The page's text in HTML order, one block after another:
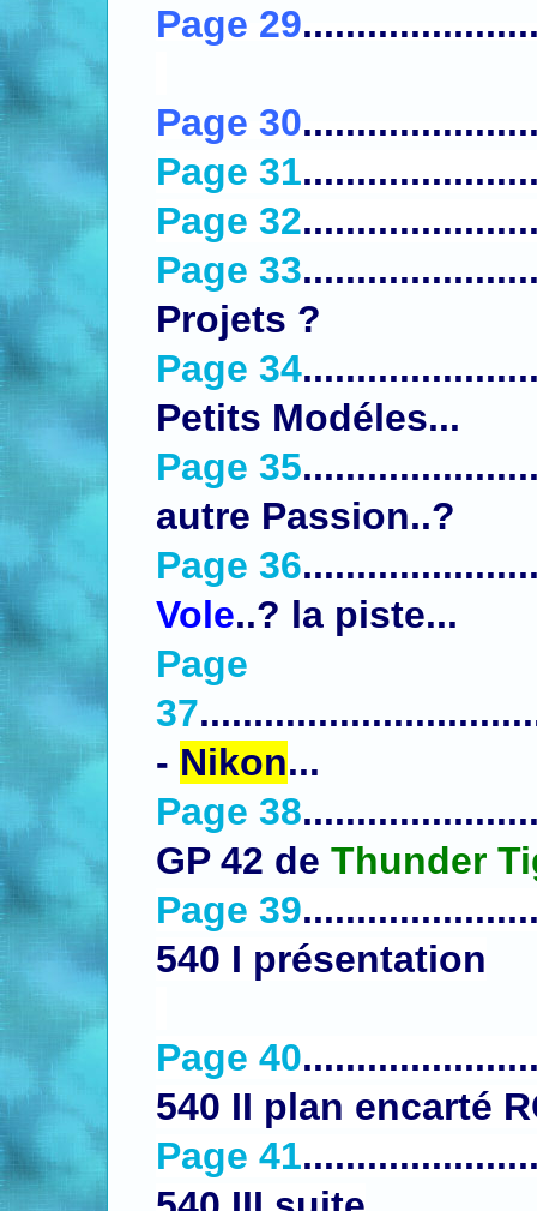
Page 29
Page 30
Page 31
Page 32
Page 33
Projets ?
Page 34
Petits Modéles...
Page 35
autre Passion..?
Page 36
Vole..? la piste...
Page
37
- Nikon...
Page 38
GP 42 de Thunder
Page 39
540 I présentation
Page 40
540 II plan encarté
Page 41